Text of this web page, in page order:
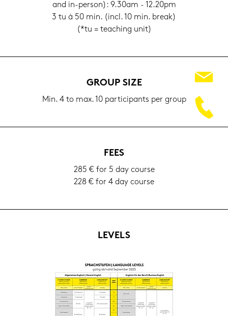
and in-​person): 9.30am - 12.20pm
3 tu à 50 min. (incl. 10 min. break)
(*tu = tea­ching unit)
GROUP SIZE
Min. 4 to max. 10 par­ti­ci­pants per group
FEES
285 € for 5 day cour­se
228 € for 4 day cour­se
LE­VELS